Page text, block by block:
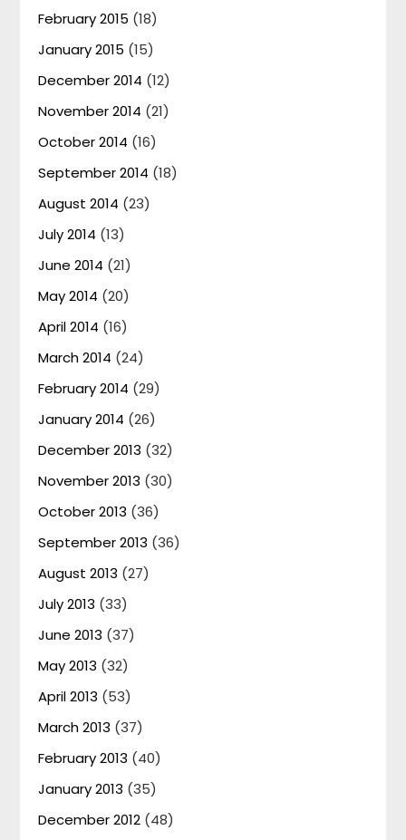
February 2015 (18)
January 2015 (15)
December 2014 (12)
November 2014 (21)
October 2014 (16)
September 2014 (18)
August 2014 (23)
July 2014 (13)
June 2014 (21)
May 2014 (20)
April 2014 (16)
March 2014 (24)
February 2014 (29)
January 2014 (26)
December 2013 (32)
November 2013 (30)
October 2013 (36)
September 2013 (36)
August 2013 (27)
July 2013 (33)
June 2013 (37)
May 2013 (32)
April 2013 (53)
March 2013 (37)
February 2013 (40)
January 2013 (35)
December 2012 (48)